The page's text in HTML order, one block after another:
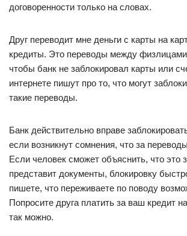
договоренности только на словах.
Друг переводит мне деньги с карты на
кредиты. Это переводы между
чтобы банк не заблокировал карты или
интернете пишут про то, что могут
такие переводы.
Банк действительно вправе
если возникнут сомнения, что за
Если человек сможет объяснить, что это
представит документы, блокировку
пишете, что переживаете по поводу
Попросите друга платить за ваш кредит
так можно.